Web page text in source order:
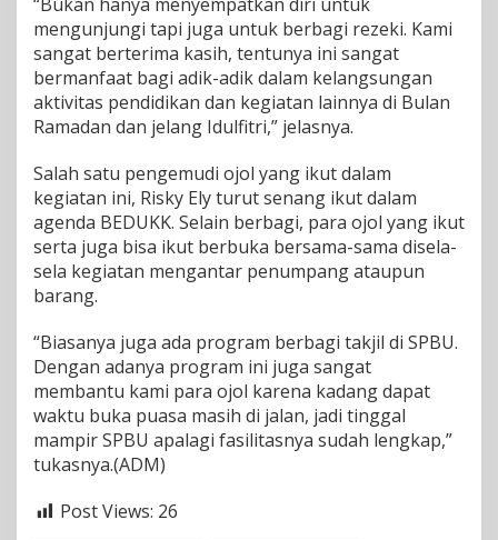
mengunjungi tapi juga untuk berbagi rezeki. Kami
sangat berterima kasih, tentunya ini sangat
bermanfaat bagi adik-adik dalam kelangsungan
aktivitas pendidikan dan kegiatan lainnya di Bulan
Ramadan dan jelang Idulfitri,” jelasnya.
Salah satu pengemudi ojol yang ikut dalam
kegiatan ini, Risky Ely turut senang ikut dalam
agenda BEDUKK. Selain berbagi, para ojol yang ikut
serta juga bisa ikut berbuka bersama-sama disela-
sela kegiatan mengantar penumpang ataupun
barang.
“Biasanya juga ada program berbagi takjil di SPBU.
Dengan adanya program ini juga sangat
membantu kami para ojol karena kadang dapat
waktu buka puasa masih di jalan, jadi tinggal
mampir SPBU apalagi fasilitasnya sudah lengkap,”
tukasnya.(ADM)
Post Views: 26